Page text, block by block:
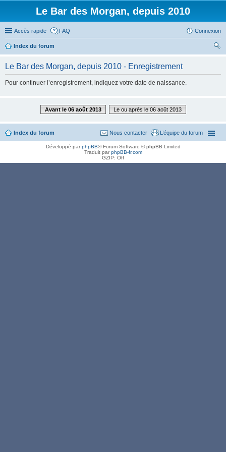
Le Bar des Morgan, depuis 2010
Accès rapide FAQ Connexion
Index du forum
Le Bar des Morgan, depuis 2010 - Enregistrement
Pour continuer l’enregistrement, indiquez votre date de naissance.
Avant le 06 août 2013 Le ou après le 06 août 2013
Index du forum L’équipe du forum
Nous contacter
Développé parphpBB® Forum Software © phpBB Limited
Traduit parphpBB-fr.com
GZIP: Off